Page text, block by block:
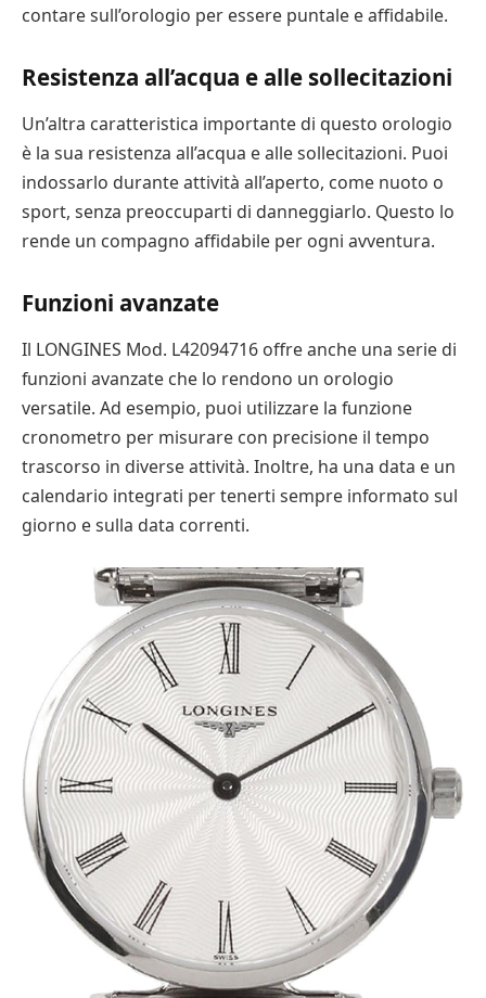
contare sull’orologio per essere puntale e affidabile.
Resistenza all’acqua e alle sollecitazioni
Un’altra caratteristica importante di questo orologio
è la sua resistenza all’acqua e alle sollecitazioni. Puoi
indossarlo durante attività all’aperto, come nuoto o
sport, senza preoccuparti di danneggiarlo. Questo lo
rende un compagno affidabile per ogni avventura.
Funzioni avanzate
Il LONGINES Mod. L42094716 offre anche una serie di
funzioni avanzate che lo rendono un orologio
versatile. Ad esempio, puoi utilizzare la funzione
cronometro per misurare con precisione il tempo
trascorso in diverse attività. Inoltre, ha una data e un
calendario integrati per tenerti sempre informato sul
giorno e sulla data correnti.